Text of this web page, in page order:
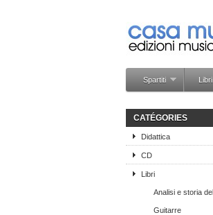
Spartiti Libri
CATÉGORIES
Didattica
CD
Libri
Analisi e storia
Guitarre